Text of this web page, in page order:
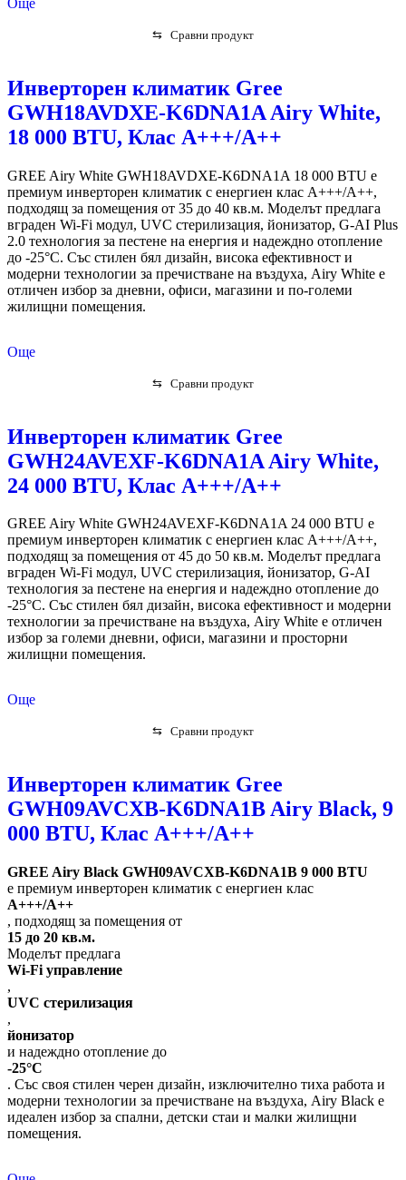
⇆ Сравни продукт
Инверторен климатик Gree
GWH18AVDXE-K6DNA1A Airy White,
18 000 BTU, Клас А+++/A++
GREE Airy White GWH18AVDXE-K6DNA1A 18 000 BTU е
премиум инверторен климатик с енергиен клас A+++/A++,
подходящ за помещения от 35 до 40 кв.м. Моделът предлага
вграден Wi-Fi модул, UVC стерилизация, йонизатор, G-AI Plus
2.0 технология за пестене на енергия и надеждно отопление
до -25°C. Със стилен бял дизайн, висока ефективност и
модерни технологии за пречистване на въздуха, Airy White е
отличен избор за дневни, офиси, магазини и по-големи
жилищни помещения.
Още
⇆ Сравни продукт
Инверторен климатик Gree
GWH24AVEXF-K6DNA1A Airy White,
24 000 BTU, Клас А+++/A++
GREE Airy White GWH24AVEXF-K6DNA1A 24 000 BTU е
премиум инверторен климатик с енергиен клас A+++/A++,
подходящ за помещения от 45 до 50 кв.м. Моделът предлага
вграден Wi-Fi модул, UVC стерилизация, йонизатор, G-AI
технология за пестене на енергия и надеждно отопление до
-25°C. Със стилен бял дизайн, висока ефективност и модерни
технологии за пречистване на въздуха, Airy White е отличен
избор за големи дневни, офиси, магазини и просторни
жилищни помещения.
Още
⇆ Сравни продукт
Инверторен климатик Gree
GWH09AVCXB-K6DNA1B Airy Black, 9
000 BTU, Клас А+++/A++
GREE Airy Black GWH09AVCXB-K6DNA1B 9 000 BTU
е премиум инверторен климатик с енергиен клас
A+++/A++
, подходящ за помещения от
15 до 20 кв.м.
Моделът предлага
Wi-Fi управление
,
UVC стерилизация
,
йонизатор
и надеждно отопление до
-25°C
. Със своя стилен черен дизайн, изключително тиха работа и
модерни технологии за пречистване на въздуха, Airy Black е
идеален избор за спални, детски стаи и малки жилищни
помещения.